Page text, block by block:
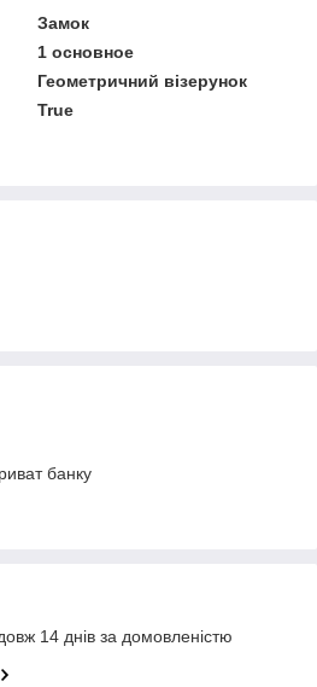
Замок
1 основное
Геометричний візерунок
True
банку
14 днів за домовленістю